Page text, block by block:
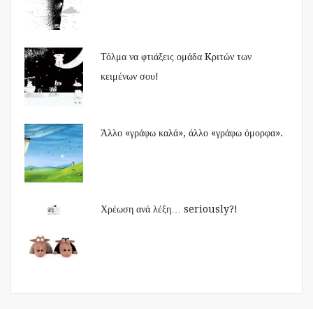
Τόλμα να φτιάξεις ομάδα Kριτών των
κειμένων σου!
Άλλο «γράφω καλά», άλλο «γράφω όμορφα».
Χρέωση ανά λέξη… seriously?!